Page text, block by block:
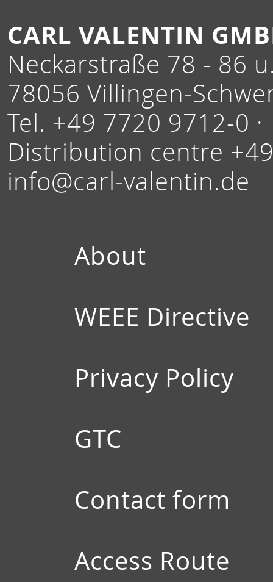
CARL VALENTIN
Neckarstraße 78 - 86
78056 Villingen-
Tel. +49 7720 9712-0 ·
Distribution centre
info@carl-valentin.de
About
WEEE Directive
Privacy Policy
GTC
Contact form
Access Route